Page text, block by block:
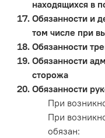
находящихся в
Обязанности и
том числе при
Обязанности
Обязанности
сторожа
Обязанности
При
При
обязан: